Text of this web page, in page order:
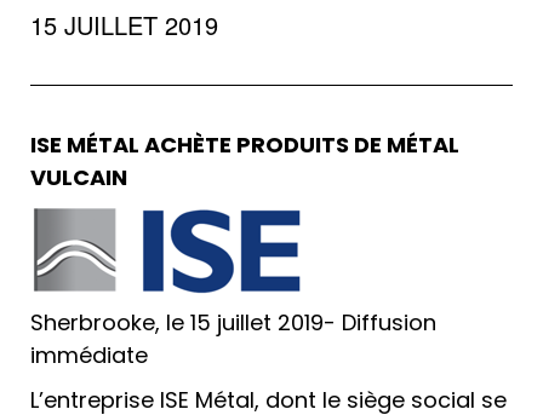
15 JUILLET 2019
ISE MÉTAL ACHÈTE PRODUITS DE MÉTAL
VULCAIN
Sherbrooke, le 15 juillet 2019- Diffusion
immédiate
L’entreprise ISE Métal, dont le siège social se